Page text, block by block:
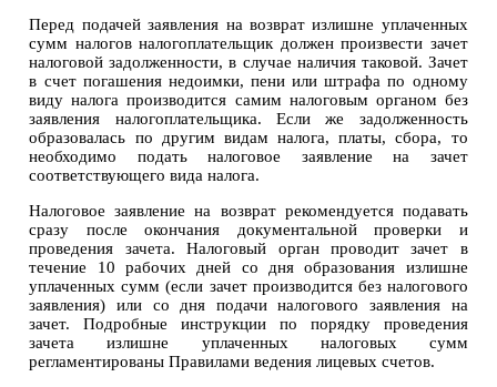
Перед подачей заявления на возврат излишне уплаченных
сумм налогов налогоплательщик должен произвести зачет
налоговой задолженности, в случае наличия таковой. Зачет
в счет погашения недоимки, пени или штрафа по одному
виду налога производится самим налоговым органом без
заявления налогоплательщика. Если же задолженность
образовалась по другим видам налога, платы, сбора, то
необходимо подать налоговое заявление на зачет
соответствующего вида налога.
Налоговое заявление на возврат рекомендуется подавать
сразу после окончания документальной проверки и
проведения зачета. Налоговый орган проводит зачет в
течение 10 рабочих дней со дня образования излишне
уплаченных сумм (если зачет производится без налогового
заявления) или со дня подачи налогового заявления на
зачет. Подробные инструкции по порядку проведения
зачета излишне уплаченных налоговых сумм
регламентированы Правилами ведения лицевых счетов.